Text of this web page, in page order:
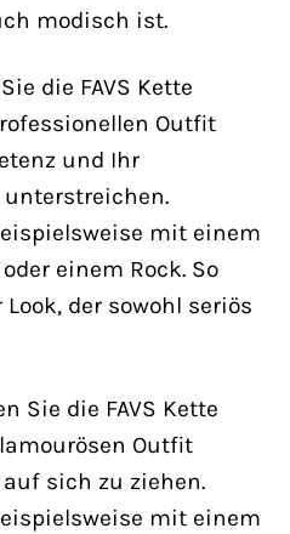
modisch ist.
die FAVS Kette
Outfit
und Ihr
mit einem
einem Rock. So
der sowohl seriös
Sie die FAVS Kette
Outfit
sich zu ziehen.
mit einem